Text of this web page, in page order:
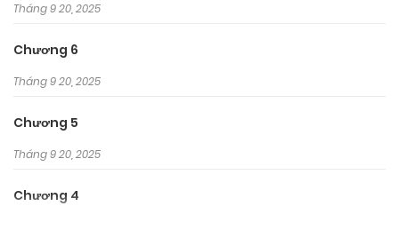
Tháng 9 20, 2025
Chương 6
Tháng 9 20, 2025
Chương 5
Tháng 9 20, 2025
Chương 4